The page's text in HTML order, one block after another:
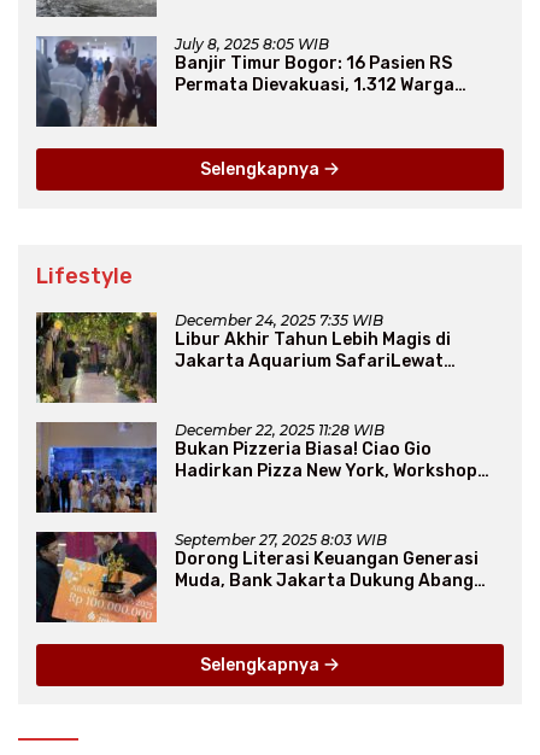
July 8, 2025 8:05 WIB
Banjir Timur Bogor: 16 Pasien RS
Permata Dievakuasi, 1.312 Warga
Selengkapnya
Lifestyle
December 24, 2025 7:35 WIB
Libur Akhir Tahun Lebih Magis di
Jakarta Aquarium SafariLewat
December 22, 2025 11:28 WIB
Bukan Pizzeria Biasa! Ciao Gio
Hadirkan Pizza New York, Workshop
September 27, 2025 8:03 WIB
Dorong Literasi Keuangan Generasi
Muda, Bank Jakarta Dukung Abang
Selengkapnya